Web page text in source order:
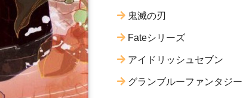
鬼滅の刃
Fateシリーズ
アイドリッシュセブン
グランブルーファンタジー